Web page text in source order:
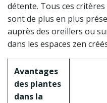
détente. Tous ces
sont de plus en plus
auprès des oreillers ou
dans les espaces zen
Avantages
des plantes
dans la